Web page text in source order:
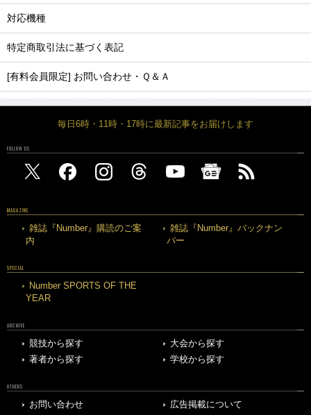
対応機種
特定商取引法に基づく表記
[有料会員限定] お問い合わせ・Ｑ＆Ａ
毎日6時・11時・17時に最新記事をお届けします
FOLLOW US
MAGAZINE
雑誌『Number』購読のご案
内
雑誌『Number』バックナン
バー
SPECIAL
Number SPORTS OF THE
YEAR
ARCHIVE
競技から探す
大会から探す
著者から探す
学校から探す
OTHERS
お問い合わせ 広告掲載について